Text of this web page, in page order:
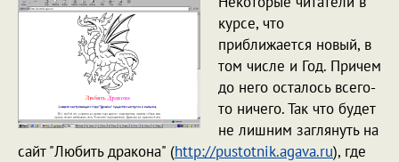
курсе, что
приближается новый, в
том числе и Год. Причем
до него осталось всего-
то ничего. Так что будет
не лишним заглянуть на
сайт "Любить дракона" (http://pustotnik.agava.ru), где